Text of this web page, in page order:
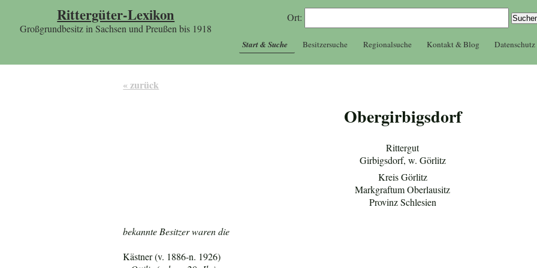
Rittergüter-Lexikon
Großgrundbesitz in Sachsen und Preußen bis 1918
Ort:
Start & Suche Besitzersuche Regionalsuche Kontakt & Blog Datenschutz
« zurück
Obergirbigsdorf
Rittergut
Girbigsdorf, w. Görlitz
Kreis Görlitz
Markgraftum Oberlausitz
Provinz Schlesien
bekannte Besitzer waren die
Kästner (v. 1886-n. 1926)